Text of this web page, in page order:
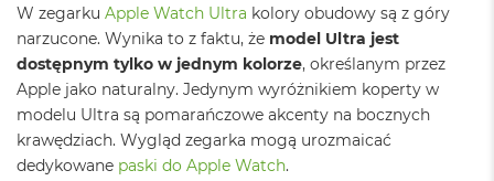
j
e
m
n
o
ś
c
i
d
W zegarku Apple Watch Ultra kolory obudowy są z góry
narzucone. Wynika to z faktu, że model Ultra jest
dostępnym tylko w jednym kolorze, określanym przez
Apple jako naturalny. Jedynym wyróżnikiem koperty w
modelu Ultra są pomarańczowe akcenty na bocznych
krawędziach. Wygląd zegarka mogą urozmaicać
dedykowane paski do Apple Watch.